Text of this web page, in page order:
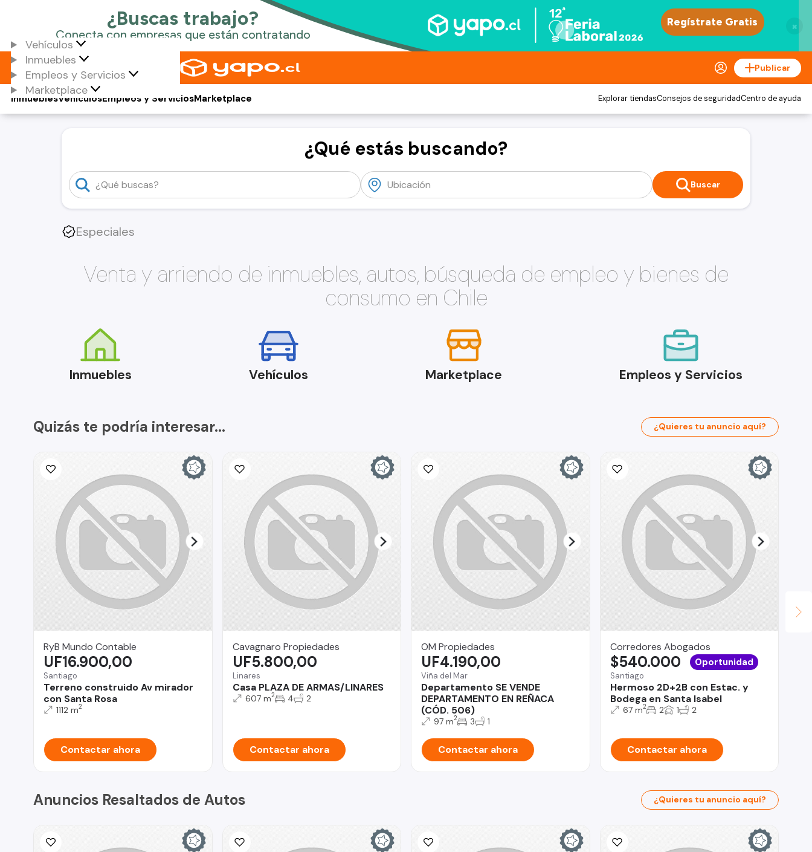
×
Vehículos
Inmuebles
Empleos y Servicios
Marketplace
Publicar
Vehículos
Inmuebles Empleos y ServiciosMarketplace Explorar tiendasConsejos de seguridadCentro de ayuda
¿Qué estás buscando?
Buscar
Especiales
Venta y arriendo de inmuebles, autos, búsqueda de empleo y bienes de
consumo en Chile
Inmuebles Vehículos Marketplace Empleos y Servicios
Quizás te podría interesar... ¿Quieres tu anuncio aquí?
RyB Mundo Contable
Santiago
Terreno construido Av mirador
con Santa Rosa
UF16.900,00
1112 m2
Contactar ahora
Cavagnaro Propiedades
Linares
Casa PLAZA DE ARMAS/LINARES
UF5.800,00
607 m2 4 2
Contactar ahora
OM Propiedades
Viña del Mar
Departamento SE VENDE
DEPARTAMENTO EN REÑACA
(CÓD. 506)
UF4.190,00
97 m2 3 1
Contactar ahora
Corredores Abogados
Santiago
Hermoso 2D+2B con Estac. y
Bodega en Santa Isabel
$540.000 Oportunidad
67 m2 2 1 2
Contactar ahora
Anuncios Resaltados de Autos ¿Quieres tu anuncio aquí?